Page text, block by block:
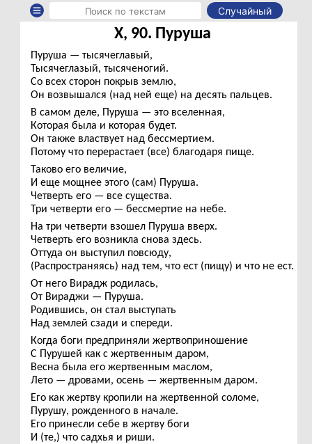
Случайный
X, 90. Пуруша
Пуруша — тысячеглавый,
Тысячеглазый, тысяченогий.
Со всех сторон покрыв землю,
Он возвышался (над ней еще) на десять пальцев.
В самом деле, Пуруша — это вселенная,
Которая была и которая будет.
Он также властвует над бессмертием.
Потому что перерастает (все) благодаря пище.
Таково его величие,
И еще мощнее этого (сам) Пуруша.
Четверть его — все существа.
Три четверти его — бессмертие на небе.
На три четверти взошел Пуруша вверх.
Четверть его возникла снова здесь.
Оттуда он выступил повсюду,
(Распространяясь) над тем, что ест (пищу) и что не ест.
От него Вирадж родилась,
От Вираджи — Пуруша.
Родившись, он стал выступать
Над землей сзади и спереди.
Когда боги предприняли жертвоприношение
С Пурушей как с жертвенным даром,
Весна была его жертвенным маслом,
Лето — дровами, осень — жертвенным даром.
Его как жертву кропили на жертвенной соломе,
Пурушу, рожденного в начале.
Его принесли себе в жертву боги
И (те,) что садхья и риши.